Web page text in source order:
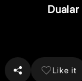
Like it